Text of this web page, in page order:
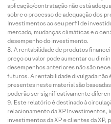
aplicação/contratação não está
sobre o processo de adequação dos
Investimentos ao seu perfil de
mercado, mudanças climáticas e o
desempenho do investimento.
A rentabilidade de produtos
preço ou valor pode aumentar ou
desempenhos anteriores não são
futuros. A rentabilidade divulgada não
presentes neste material são
poderão ser significativamente
Este relatório é destinado à
relacionamento da XP Investimentos,
investimentos da XP e clientes da XP,